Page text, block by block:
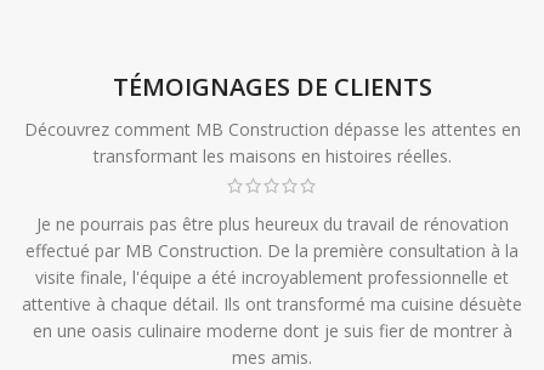
TÉMOIGNAGES DE CLIENTS
Découvrez comment MB Construction dépasse les attentes en
transformant les maisons en histoires réelles.
Je ne pourrais pas être plus heureux du travail de rénovation
effectué par MB Construction. De la première consultation à la
visite finale, l'équipe a été incroyablement professionnelle et
attentive à chaque détail. Ils ont transformé ma cuisine désuète
en une oasis culinaire moderne dont je suis fier de montrer à
mes amis.